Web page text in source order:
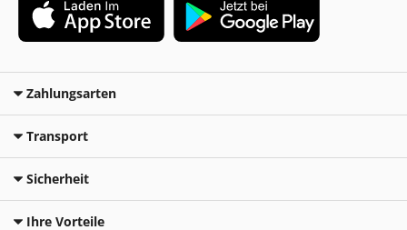
Zahlungsarten
Transport
Sicherheit
Ihre Vorteile